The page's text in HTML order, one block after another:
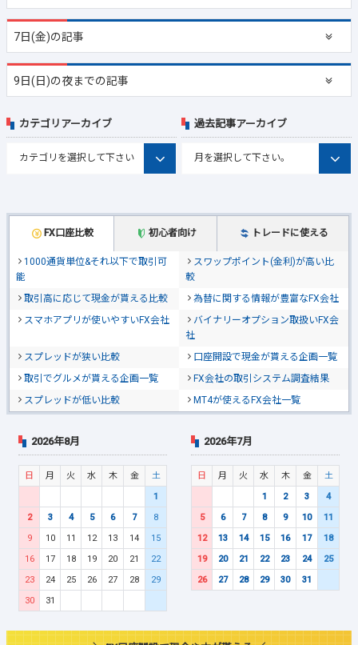
7日(金)の記事
9日(日)の夜までの記事
FX口座比較 初心者向け トレードに使える
1000通貨単位&それ以下で取引可
能
スワップポイント(金利)が高い比
較
取引高に応じて現金が貰える比較
為替に関する情報が豊富なFX会社
スマホアプリが使いやすいFX会社
バイナリーオプション取扱いFX会
社
スプレッドが狭い比較
口座開設で現金が貰える企画一覧
取引でグルメが貰える企画一覧
FX会社の取引システム調査結果
スプレッドが低い比較
MT4が使えるFX会社一覧
カテゴリアーカイブ 過去記事アーカイブ
2026年8月
日 月 火 水 木 金
土
1
2
3 4 5 6 7
8
9
10 11 12 13 14
15
16
17 18 19 20 21
22
23
24 25 26 27 28
29
30
31
2026年7月
日 月 火 水 木 金
土
1
2 3
4
5
6 7 8 9 10
11
12
13 14 15 16 17
18
19
20 21 22 23 24
25
26
27 28 29 30 31